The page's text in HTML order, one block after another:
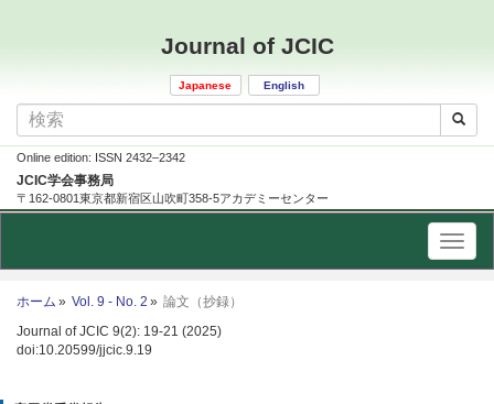
Journal of JCIC
Japanese English
Online edition: ISSN 2432–2342
JCIC学会事務局
〒162-0801東京都新宿区山吹町358-5アカデミーセンター
ホーム Vol. 9 - No. 2
論文（抄録）
Journal of JCIC 9(2): 19-21 (2025)
doi:10.20599/jjcic.9.19